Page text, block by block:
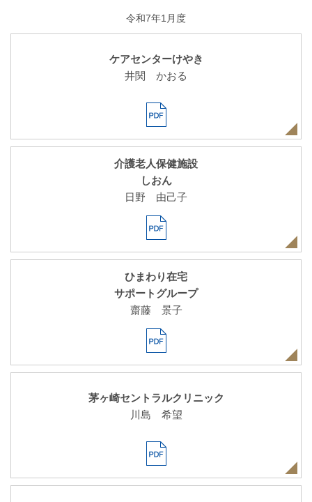
令和7年1月度
ケアセンターけやき
井関 かおる
介護老人保健施設
しおん
日野 由己子
ひまわり在宅
サポートグループ
齋藤 景子
茅ヶ崎セントラルクリニック
川島 希望